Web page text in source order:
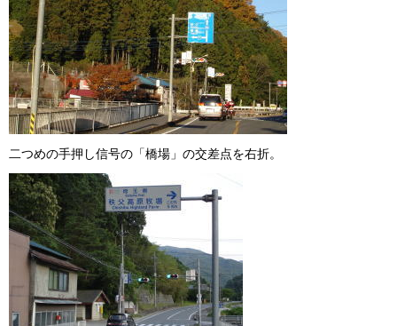
二つめの手押し信号の「橋場」の交差点を右折。